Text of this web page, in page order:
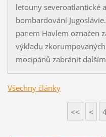
letouny severoatlantické
bombardování
panem Havlem označen
výkladu
mocipánů zabránit
Všechny články
<< <